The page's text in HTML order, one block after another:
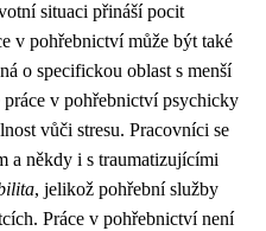
situaci přináší pocit
v pohřebnictví může být také
o specifickou oblast s menší
v pohřebnictví psychicky
vůči stresu. Pracovníci se
a někdy i s traumatizujícími
, jelikož pohřební služby
Práce v pohřebnictví není